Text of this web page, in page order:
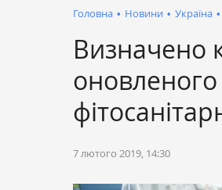
Головна • Новини • Україна •
Визначено
7 лютого 2019, 14:30